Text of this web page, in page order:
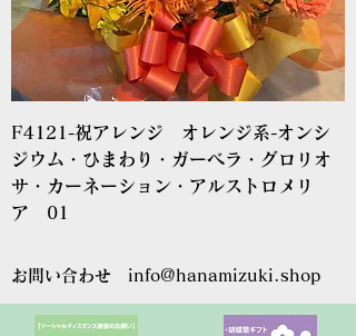
F4121-祝アレンジ オレンジ系-オンシ
ジウム・ひまわり・ガーベラ・グロリオ
サ・カーネーション・アルストロメリ
ア 01
お問い合わせ info@hanamizuki.shop